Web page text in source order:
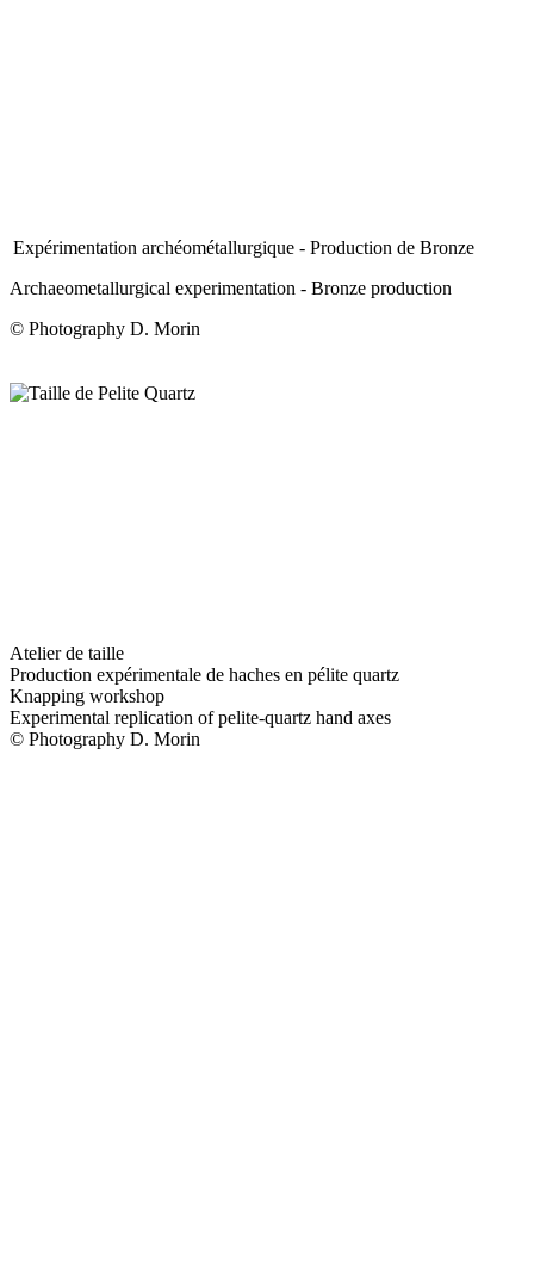
Expérimentation archéométallurgique - Production de Bronze
Archaeometallurgical experimentation - Bronze production
© Photography D. Morin
Atelier de taille
Production expérimentale de haches en pélite quartz
Knapping workshop
Experimental replication of pelite-quartz hand axes
© Photography D. Morin